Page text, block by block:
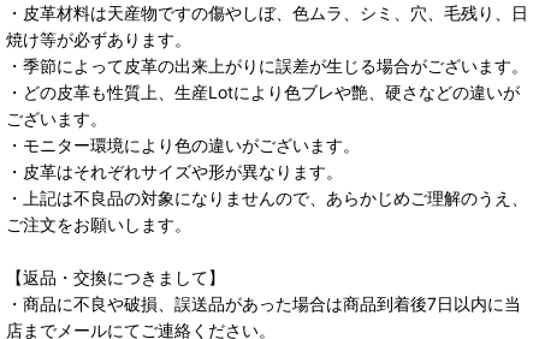
・皮革材料は天産物ですの傷やしぼ、色ムラ、シミ、穴、毛残り、日
焼け等が必ずあります。
・季節によって皮革の出来上がりに誤差が生じる場合がございます。
・どの皮革も性質上、生産Lotにより色ブレや艶、硬さなどの違いが
ございます。
・モニター環境により色の違いがございます。
・皮革はそれぞれサイズや形が異なります。
・上記は不良品の対象になりませんので、あらかじめご理解のうえ、
ご注文をお願いします。
【返品・交換につきまして】
・商品に不良や破損、誤送品があった場合は商品到着後7日以内に当
店までメールにてご連絡ください。